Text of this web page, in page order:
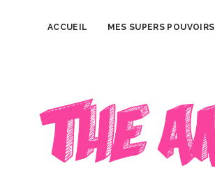
ACCUEIL MES SUPERS POUVOIRS
The
Amazing